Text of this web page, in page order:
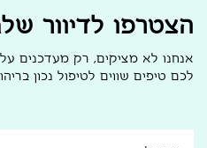
הצטרפו לדיוור
אנחנו לא מציקים, רק מעדכנים
לכם טיפים שווים לטיפול נכון